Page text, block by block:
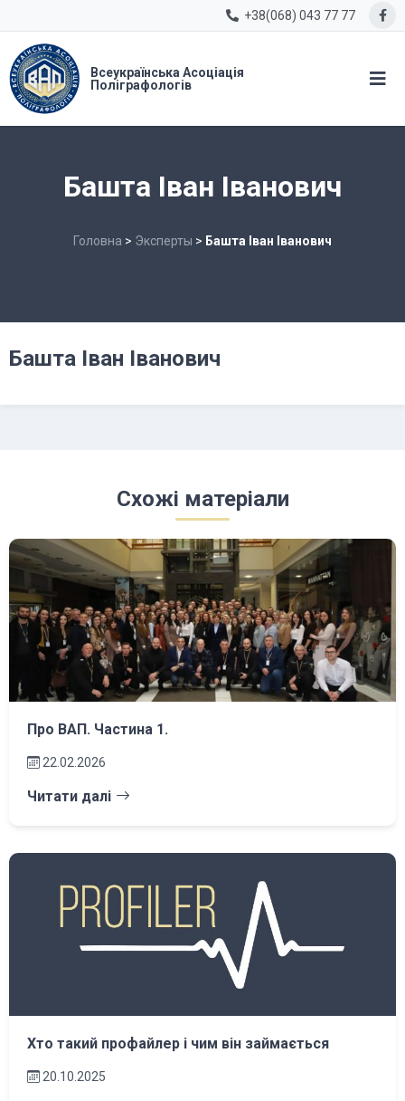
+38(068) 043 77 77
Всеукраїнська Асоціація
Поліграфологів
Башта Іван Іванович
Головна > Эксперты > Башта Іван Іванович
Башта Іван Іванович
Схожі матеріали
Про ВАП. Частина 1.
22.02.2026
Читати далі
Хто такий профайлер і чим він займається
20.10.2025